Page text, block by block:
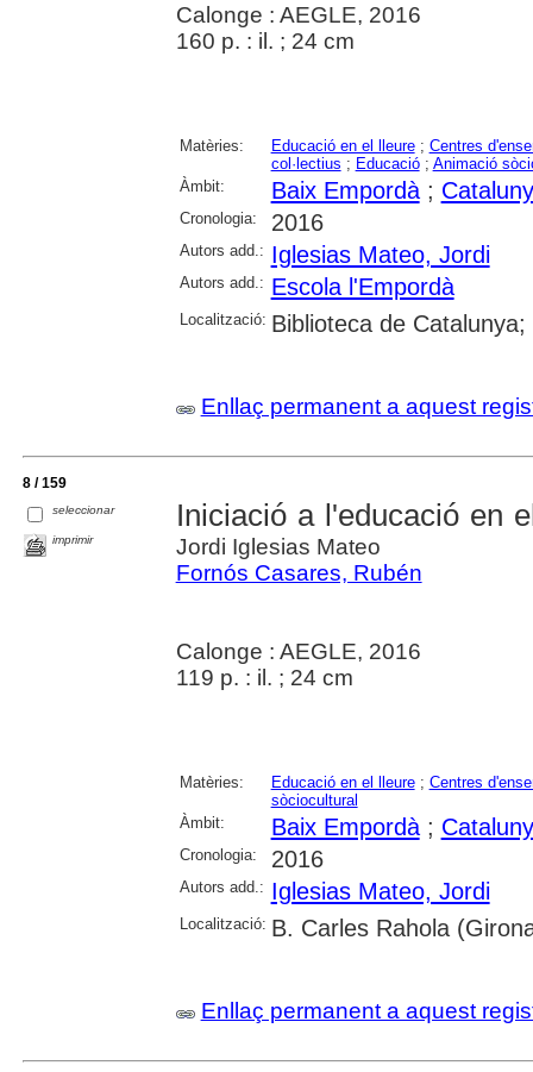
Calonge : AEGLE, 2016
160 p. : il. ; 24 cm
Matèries: Educació en el lleure; Centres
col·lectius ; Educació; Animació
Àmbit:
Baix Empordà;
Cronologia: 2016
Autors add.: Iglesias Mateo, Jordi
Autors add.: Escola l'Empordà
Localització: Biblioteca de
Enllaç permanent a aquest
8 / 159
seleccionar
imprimir
Iniciació a l'educació en
Jordi Iglesias Mateo
Fornós Casares, Rubén
Calonge : AEGLE, 2016
119 p. : il. ; 24 cm
Matèries: Educació en el lleure; Centres
sòciocultural
Àmbit:
Baix Empordà;
Cronologia: 2016
Autors add.: Iglesias Mateo, Jordi
Localització: B. Carles Rahola
Enllaç permanent a aquest